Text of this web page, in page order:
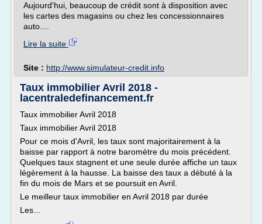
Aujourd'hui, beaucoup de crédit sont à disposition avec
les cartes des magasins ou chez les concessionnaires
auto....
Lire la suite
Site : http://www.simulateur-credit.info
Taux immobilier Avril 2018 -
lacentraledefinancement.fr
Taux immobilier Avril 2018
Taux immobilier Avril 2018
Pour ce mois d'Avril, les taux sont majoritairement à la
baisse par rapport à notre baromètre du mois précédent.
Quelques taux stagnent et une seule durée affiche un taux
légèrement à la hausse. La baisse des taux a débuté à la
fin du mois de Mars et se poursuit en Avril.
Le meilleur taux immobilier en Avril 2018 par durée
Les...